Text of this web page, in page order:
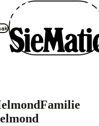
Familie